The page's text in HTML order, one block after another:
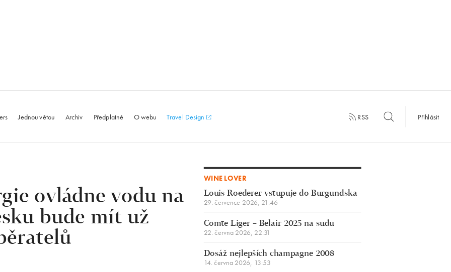
Jednou větou Archiv Předplatné O webu Travel Design RSS Přihlásit
ovládne vodu na
bude mít už
WINE LOVER
Louis Roederer vstupuje do Burgundska
29. července 2026, 21:46
Comte Liger – Belair 2025 na sudu
22. června 2026, 22:31
Dosáž nejlepších champagne 2008
14. června 2026, 13:53